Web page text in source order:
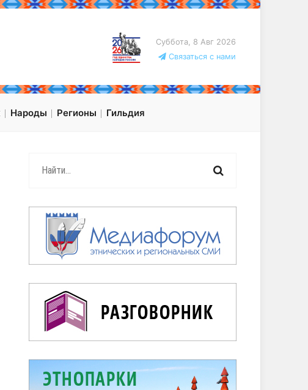
Суббота, 8 Авг 2026
Связаться с нами
Народы Регионы Гильдия